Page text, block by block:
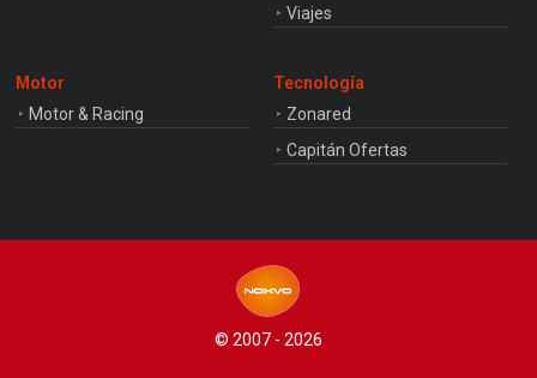
Viajes
Motor
Motor & Racing
Tecnología
Zonared
Capitán Ofertas
© 2007 - 2026